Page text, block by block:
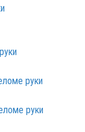
руки
руки